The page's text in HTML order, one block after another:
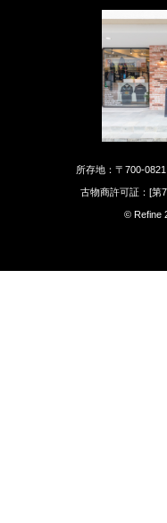
所存地：〒700-
古物商許可証：[第
© Refine